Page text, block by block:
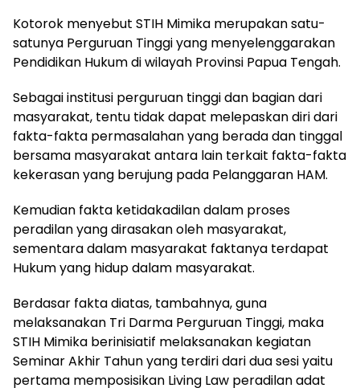
Kotorok menyebut STIH Mimika merupakan satu-
satunya Perguruan Tinggi yang menyelenggarakan
Pendidikan Hukum di wilayah Provinsi Papua Tengah.
Sebagai institusi perguruan tinggi dan bagian dari
masyarakat, tentu tidak dapat melepaskan diri dari
fakta-fakta permasalahan yang berada dan tinggal
bersama masyarakat antara lain terkait fakta-fakta
kekerasan yang berujung pada Pelanggaran HAM.
Kemudian fakta ketidakadilan dalam proses
peradilan yang dirasakan oleh masyarakat,
sementara dalam masyarakat faktanya terdapat
Hukum yang hidup dalam masyarakat.
Berdasar fakta diatas, tambahnya, guna
melaksanakan Tri Darma Perguruan Tinggi, maka
STIH Mimika berinisiatif melaksanakan kegiatan
Seminar Akhir Tahun yang terdiri dari dua sesi yaitu
pertama memposisikan Living Law peradilan adat